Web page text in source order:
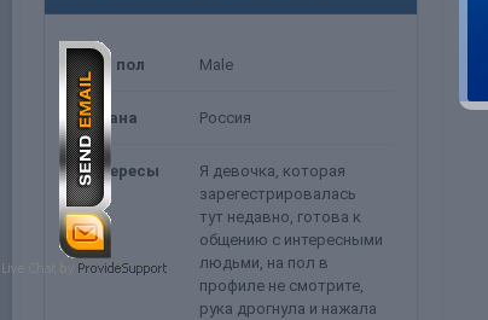
Ваш пол Male
Страна Россия
Интересы
Я девочка, которая
зарегестрировалась
тут недавно, готова к
общению с интересными
людьми, на пол в
профиле не смотрите,
рука дрогнула и нажала